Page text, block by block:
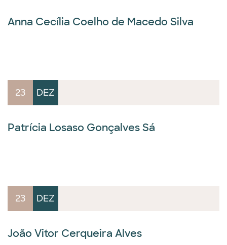
Anna Cecília Coelho de Macedo Silva
23 DEZ
Patrícia Losaso Gonçalves Sá
23 DEZ
João Vitor Cerqueira Alves